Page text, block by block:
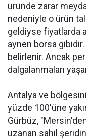
üründe zarar
nedeniyle o ürün
geldiyse fiyatlarda
aynen borsa
belirlenir. Ancak
dalgalanmaları
Antalya ve
yüzde 100'üne
Gürbüz,
uzanan sahil